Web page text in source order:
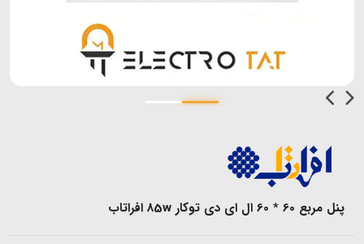
پنل مربع 60 * 60 ال ای دی توکار 85w افراتاب